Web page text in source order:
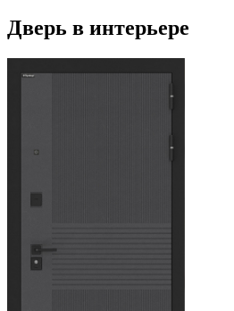
Дверь в интерьере